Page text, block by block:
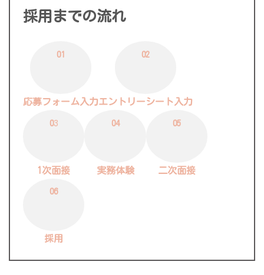
採用までの流れ
01
応募フォーム入力
02
エントリーシート入力
03
1次面接
04
実務体験
05
二次面接
06
採用